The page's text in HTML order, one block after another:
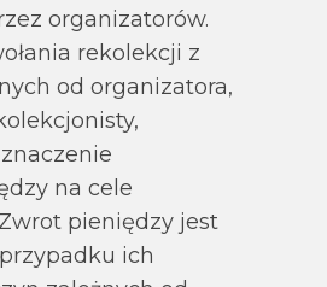
organizatorów.
rekolekcji z
od organizatora,
na cele
pieniędzy jest
ich